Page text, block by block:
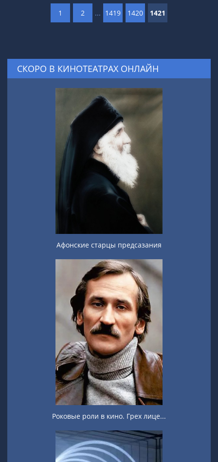
1 2 ... 1419 1420 1421
СКОРО В КИНОТЕАТРАХ ОНЛАЙН
Афонские старцы предсазания
Роковые роли в кино. Грех лице...